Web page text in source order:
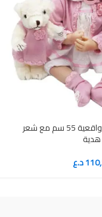
دمية من زييوي واقعية 55 سم مع شعر
د.ع